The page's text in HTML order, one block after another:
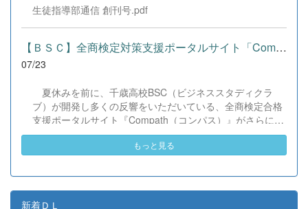
葉や国境を超えて笑顔で交流を深めました。 主催者の方か
らは、「国籍や年齢を問わず笑顔で寄り添い、自分で考え
て動く姿が素晴らしい。異文化理解のマインドが自然と身
についている」と、賞賛の声をいただきました！ 教室の中
だけでなく、地域や世界という広いフィールドで本領を発
姿に、誇らしさでいっぱいです。 教養科生、どんどん外へ
飛び出そう！ その温かい心と行動力を磨き、世界を笑顔に
する魅力的な人材へ成長していく皆さんを応援していま
す！
生徒指導部通信 創刊号.pdf
【ＢＳＣ】全商検定対策支援ポータルサイト「Compath（コンパス）...
07/23
夏休みを前に、千歳高校BSC（ビジネススタディクラ
ブ）が開発し多くの反響をいただいている、全商検定合格
支援ポータルサイト『Compath（コンパス）』がさらにバ
ージョンアップいたしました。 今回もユーザーの皆様か
らいただいたアンケートのご意見をもとに、BSC部員のプ
の実装までを行いました。今回のアップデートでは、ビジ
ネス計算・簿記・ビジネス文書・情報処理・商業経済・財
務分析・ビジネスコミュニケーションなど各ジャンルに及
もっと見る
新着ＤＬ